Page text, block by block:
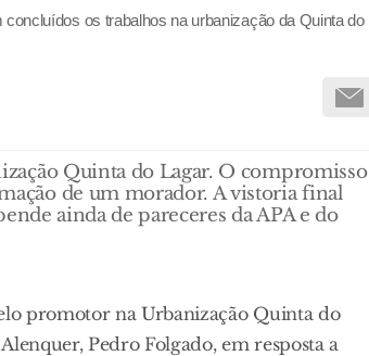
os trabalhos na urbanização da Quinta do
Quinta do Lagar. O compromisso
de um morador. A vistoria final
ainda de pareceres da APA e do
promotor na Urbanização Quinta do
Pedro Folgado, em resposta a